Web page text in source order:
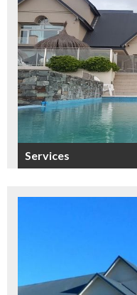
Services